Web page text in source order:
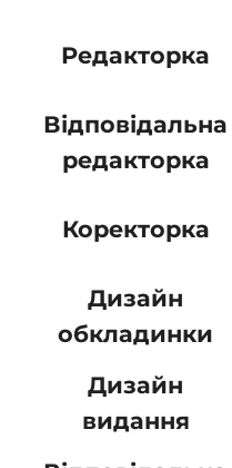
Редакторка
Відповідальна
редакторка
Коректорка
Дизайн
обкладинки
Дизайн
видання